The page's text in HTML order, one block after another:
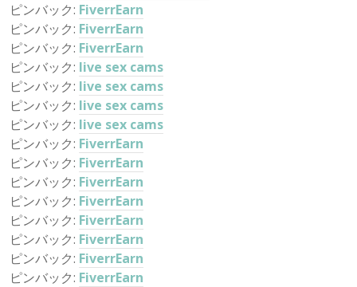
ピンバック: FiverrEarn
ピンバック: FiverrEarn
ピンバック: FiverrEarn
ピンバック: live sex cams
ピンバック: live sex cams
ピンバック: live sex cams
ピンバック: live sex cams
ピンバック: FiverrEarn
ピンバック: FiverrEarn
ピンバック: FiverrEarn
ピンバック: FiverrEarn
ピンバック: FiverrEarn
ピンバック: FiverrEarn
ピンバック: FiverrEarn
ピンバック: FiverrEarn